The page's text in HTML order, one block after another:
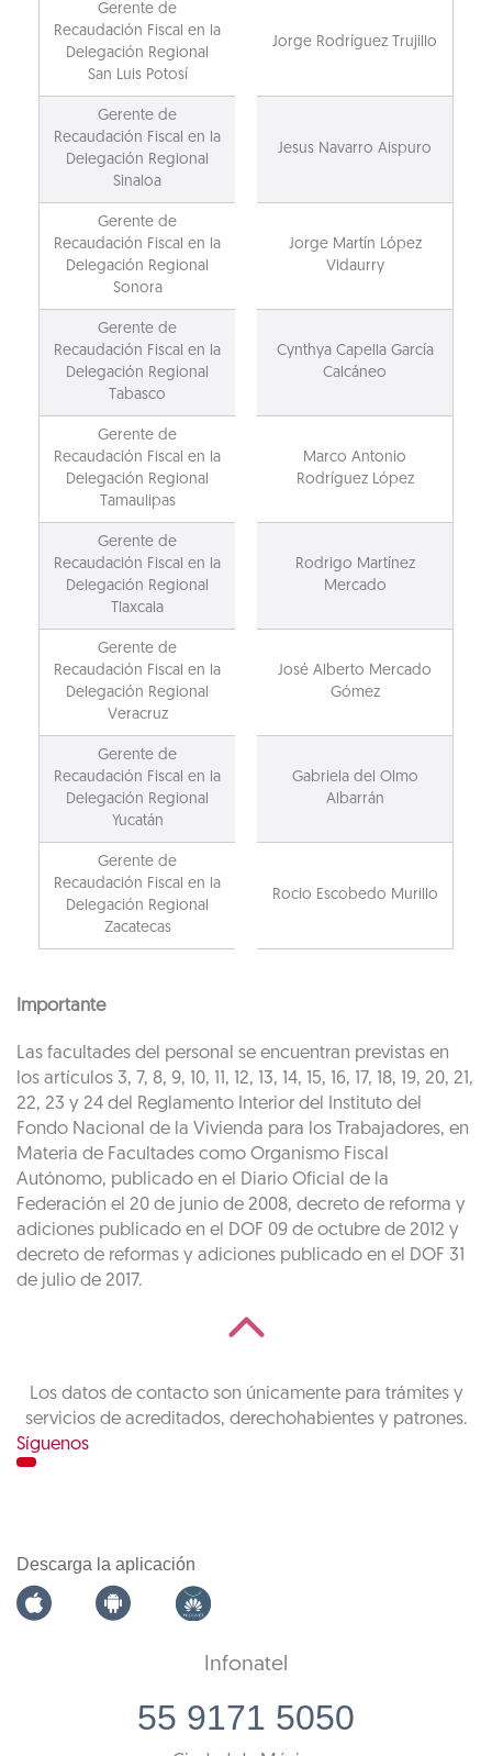
Gerente de
Recaudación Fiscal en la
Delegación Regional
San Luis Potosí
Jorge Rodríguez Trujillo
Gerente de
Recaudación Fiscal en la
Delegación Regional
Sinaloa
Jesus Navarro Aispuro
Gerente de
Recaudación Fiscal en la
Delegación Regional
Sonora
Jorge Martín López
Vidaurry
Gerente de
Recaudación Fiscal en la
Delegación Regional
Tabasco
Cynthya Capella García
Calcáneo
Gerente de
Recaudación Fiscal en la
Delegación Regional
Tamaulipas
Marco Antonio
Rodríguez López
Gerente de
Recaudación Fiscal en la
Delegación Regional
Tlaxcala
Rodrigo Martínez
Mercado
Gerente de
Recaudación Fiscal en la
Delegación Regional
Veracruz
José Alberto Mercado
Gómez
Gerente de
Recaudación Fiscal en la
Delegación Regional
Yucatán
Gabriela del Olmo
Albarrán
Gerente de
Recaudación Fiscal en la
Delegación Regional
Zacatecas
Rocio Escobedo Murillo
Importante
Las facultades del personal se encuentran previstas en
los artículos 3, 7, 8, 9, 10, 11, 12, 13, 14, 15, 16, 17, 18, 19, 20, 21,
22, 23 y 24 del Reglamento Interior del Instituto del
Fondo Nacional de la Vivienda para los Trabajadores, en
Materia de Facultades como Organismo Fiscal
Autónomo, publicado en el Diario Oficial de la
Federación el 20 de junio de 2008, decreto de reforma y
adiciones publicado en el DOF 09 de octubre de 2012 y
decreto de reformas y adiciones publicado en el DOF 31
de julio de 2017.
Los datos de contacto son únicamente para trámites y
servicios de acreditados, derechohabientes y patrones.
Síguenos
Descarga la aplicación
Infonatel
55 9171 5050